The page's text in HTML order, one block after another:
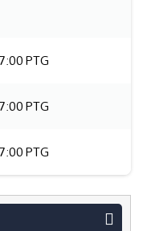
PTG
PTG
PTG